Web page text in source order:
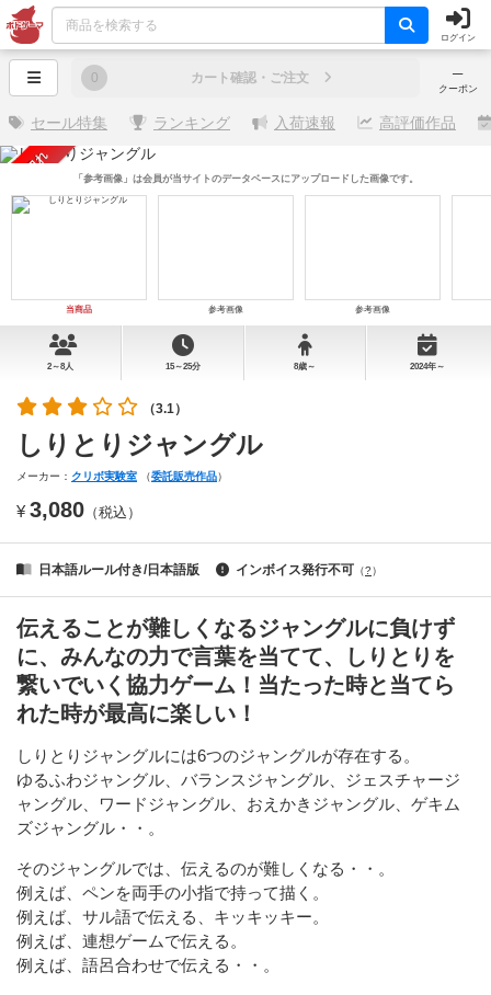
ログイン
─
クーポン
0 カート確認・ご注文
セール特集 ランキング 入荷速報 高評価作品
売り切れ
当商品 参考画像 参考画像
「参考画像」は会員が当サイトのデータベースにアップロードした画像です。
2～8人 15～25分 8歳～ 2024年～
（3.1）
しりとりジャングル
メーカー： クリボ実験室 （委託販売作品）
¥ 3,080 （税込）
日本語ルール付き/日本語版 インボイス発行不可 （?）
伝えることが難しくなるジャングルに負けず
に、みんなの力で言葉を当てて、しりとりを
繋いでいく協力ゲーム！当たった時と当てら
れた時が最高に楽しい！
しりとりジャングルには6つのジャングルが存在する。
ゆるふわジャングル、バランスジャングル、ジェスチャージ
ャングル、ワードジャングル、おえかきジャングル、ゲキム
ズジャングル・・。
そのジャングルでは、伝えるのが難しくなる・・。
例えば、ペンを両手の小指で持って描く。
例えば、サル語で伝える、キッキッキー。
例えば、連想ゲームで伝える。
例えば、語呂合わせで伝える・・。